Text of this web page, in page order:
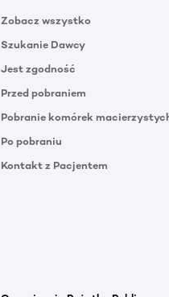
Zobacz wszystko
Szukanie Dawcy
Jest zgodność
Przed pobraniem
Pobranie komórek
Po pobraniu
Kontakt z Pacjentem